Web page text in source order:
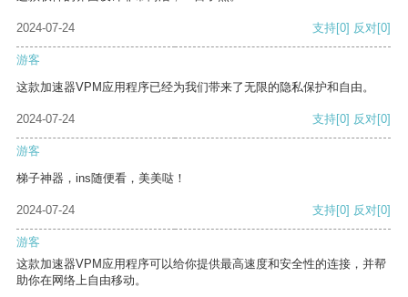
2024-07-24 支持[0] 反对[0]
游客
这款加速器VPM应用程序已经为我们带来了无限的隐私保护和自由。
2024-07-24 支持[0] 反对[0]
游客
梯子神器，ins随便看，美美哒！
2024-07-24 支持[0] 反对[0]
游客
这款加速器VPM应用程序可以给你提供最高速度和安全性的连接，并帮
助你在网络上自由移动。